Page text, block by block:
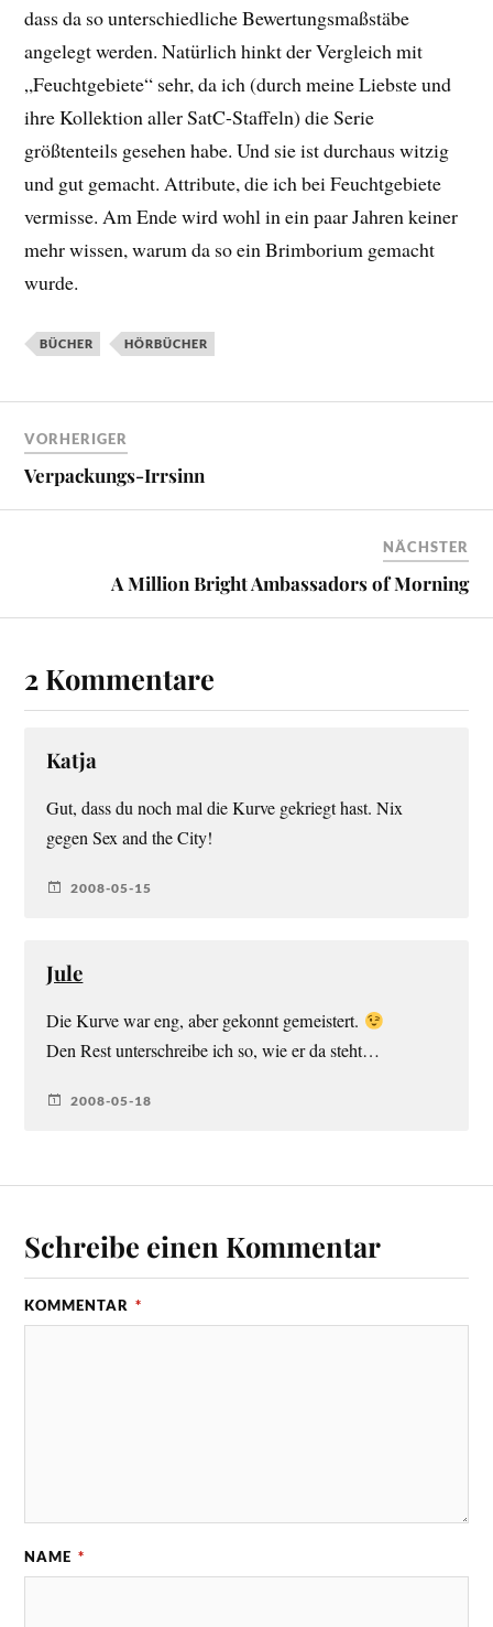
dass da so unterschiedliche Bewertungsmaßstäbe
angelegt werden. Natürlich hinkt der Vergleich mit
„Feuchtgebiete“ sehr, da ich (durch meine Liebste und
ihre Kollektion aller SatC-Staffeln) die Serie
größtenteils gesehen habe. Und sie ist durchaus witzig
und gut gemacht. Attribute, die ich bei Feuchtgebiete
vermisse. Am Ende wird wohl in ein paar Jahren keiner
mehr wissen, warum da so ein Brimborium gemacht
wurde.
BÜCHER HÖRBÜCHER
VORHERIGER
Verpackungs-Irrsinn
NÄCHSTER
A Million Bright Ambassadors of Morning
2 Kommentare
Katja
Gut, dass du noch mal die Kurve gekriegt hast. Nix
gegen Sex and the City!
2008-05-15
Jule
Die Kurve war eng, aber gekonnt gemeistert.
Den Rest unterschreibe ich so, wie er da steht…
2008-05-18
Schreibe einen Kommentar
KOMMENTAR *
NAME *